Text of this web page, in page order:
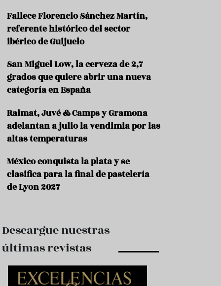
o
n
e
s
r
a
n
F
n
Fallece Florencio Sánchez Martín,
referente histórico del sector
ibérico de Guijuelo
San Miguel Low, la cerveza de 2,7
grados que quiere abrir una nueva
categoría en España
Raimat, Juvé & Camps y Gramona
adelantan a julio la vendimia por las
altas temperaturas
México conquista la plata y se
clasifica para la final de pastelería
de Lyon 2027
Descargue nuestras
últimas revistas